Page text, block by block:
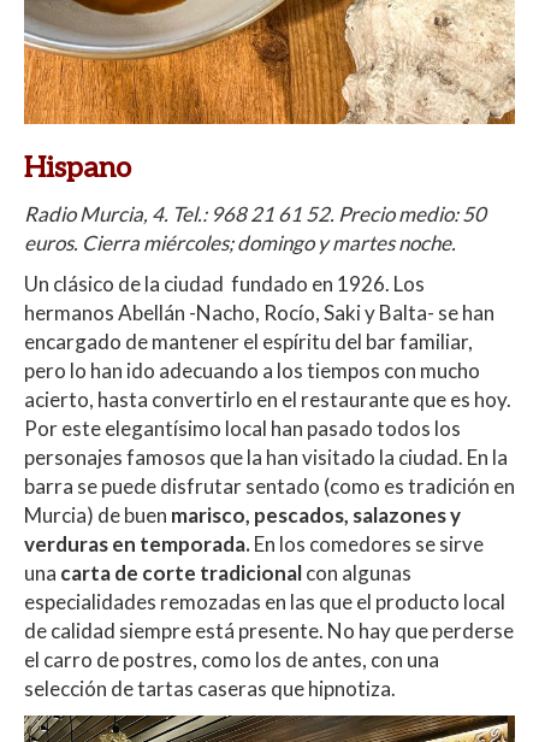
Hispano
Radio Murcia, 4. Tel.: 968 21 61 52. Precio medio: 50
euros. Cierra miércoles; domingo y martes noche.
Un clásico de la ciudad fundado en 1926. Los
hermanos Abellán -Nacho, Rocío, Saki y Balta- se han
encargado de mantener el espíritu del bar familiar,
pero lo han ido adecuando a los tiempos con mucho
acierto, hasta convertirlo en el restaurante que es hoy.
Por este elegantísimo local han pasado todos los
personajes famosos que la han visitado la ciudad. En la
barra se puede disfrutar sentado (como es tradición en
Murcia) de buen marisco, pescados, salazones y
verduras en temporada.En los comedores se sirve
una carta de corte tradicionalcon algunas
especialidades remozadas en las que el producto local
de calidad siempre está presente. No hay que perderse
el carro de postres, como los de antes, con una
selección de tartas caseras que hipnotiza.